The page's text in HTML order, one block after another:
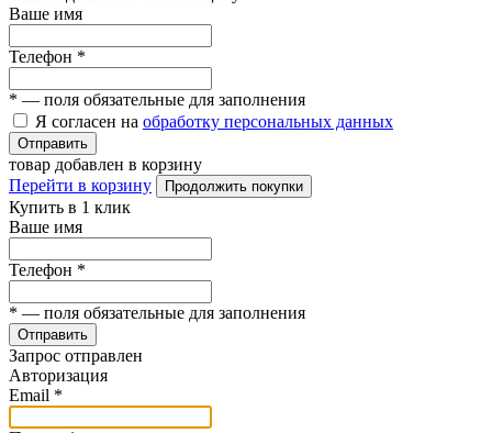
Ваше имя
Телефон *
* — поля обязательные для заполнения
Я согласен на обработку персональных данных
Отправить
товар добавлен в корзину
Перейти в корзину
Продолжить покупки
Купить в 1 клик
Ваше имя
Телефон *
* — поля обязательные для заполнения
Отправить
Запрос отправлен
Авторизация
Email *